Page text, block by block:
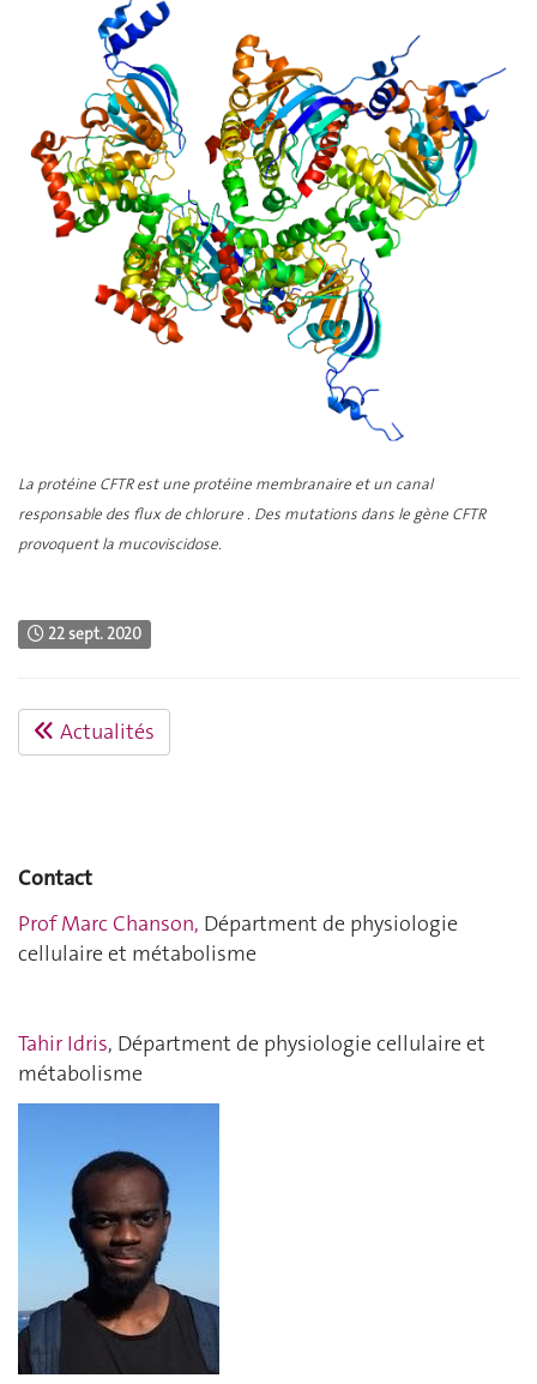
La protéine CFTR est une protéine membranaire et un canal
responsable des flux de chlorure . Des mutations dans le gène CFTR
provoquent la mucoviscidose.
22 sept. 2020
Actualités
Contact
Prof Marc Chanson, Départment de physiologie
cellulaire et métabolisme
Tahir Idris, Départment de physiologie cellulaire et
métabolisme